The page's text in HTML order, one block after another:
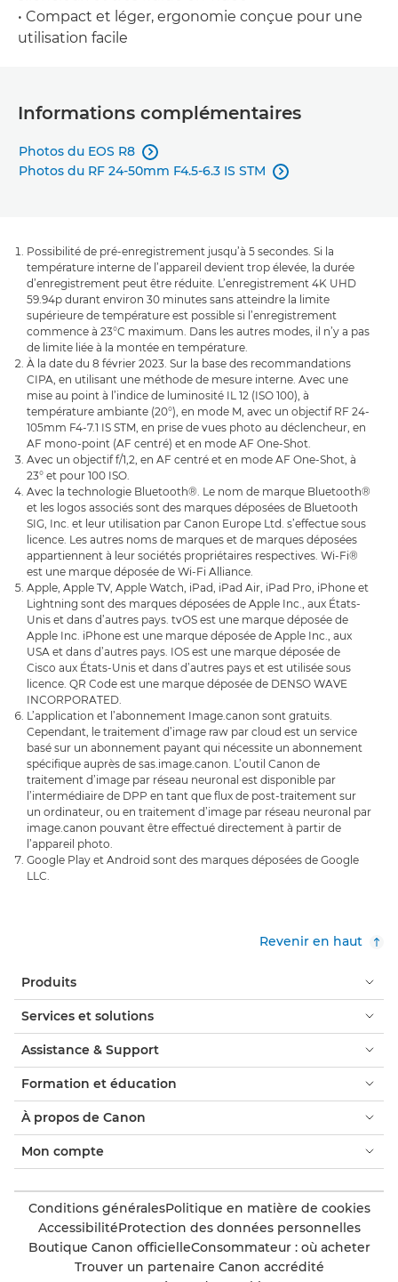
• Compact et léger, ergonomie conçue pour une
utilisation facile
Informations complémentaires
Photos du EOS R8 
Photos du RF 24-50mm F4.5-6.3 IS STM 
Possibilité de pré-enregistrement jusqu’à 5 secondes. Si la
température interne de l’appareil devient trop élevée, la durée
d’enregistrement peut être réduite. L’enregistrement 4K UHD
59.94p durant environ 30 minutes sans atteindre la limite
supérieure de température est possible si l’enregistrement
commence à 23°C maximum. Dans les autres modes, il n’y a pas
de limite liée à la montée en température.
À la date du 8 février 2023. Sur la base des recommandations
CIPA, en utilisant une méthode de mesure interne. Avec une
mise au point à l’indice de luminosité IL 12 (ISO 100), à
température ambiante (20°), en mode M, avec un objectif RF 24-
105mm F4-7.1 IS STM, en prise de vues photo au déclencheur, en
AF mono-point (AF centré) et en mode AF One-Shot.
Avec un objectif f/1,2, en AF centré et en mode AF One-Shot, à
23° et pour 100 ISO.
Avec la technologie Bluetooth®. Le nom de marque Bluetooth®
et les logos associés sont des marques déposées de Bluetooth
SIG, Inc. et leur utilisation par Canon Europe Ltd. s’effectue sous
licence. Les autres noms de marques et de marques déposées
appartiennent à leur sociétés propriétaires respectives. Wi-Fi®
est une marque déposée de Wi-Fi Alliance.
Apple, Apple TV, Apple Watch, iPad, iPad Air, iPad Pro, iPhone et
Lightning sont des marques déposées de Apple Inc., aux États-
Unis et dans d’autres pays. tvOS est une marque déposée de
Apple Inc. iPhone est une marque déposée de Apple Inc., aux
USA et dans d’autres pays. IOS est une marque déposée de
Cisco aux États-Unis et dans d’autres pays et est utilisée sous
licence. QR Code est une marque déposée de DENSO WAVE
INCORPORATED.
L’application et l’abonnement Image.canon sont gratuits.
Cependant, le traitement d’image raw par cloud est un service
basé sur un abonnement payant qui nécessite un abonnement
spécifique auprès de sas.image.canon. L’outil Canon de
traitement d’image par réseau neuronal est disponible par
l’intermédiaire de DPP en tant que flux de post-traitement sur
un ordinateur, ou en traitement d’image par réseau neuronal par
image.canon pouvant être effectué directement à partir de
l’appareil photo.
Google Play et Android sont des marques déposées de Google
LLC.
Revenir en haut
Produits
Services et solutions
Assistance & Support
Formation et éducation
À propos de Canon
Mon compte
Conditions généralesPolitique en matière de cookies
AccessibilitéProtection des données personnelles
Boutique Canon officielleConsommateur : où acheter
Trouver un partenaire Canon accrédité